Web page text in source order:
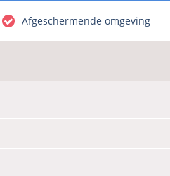
Afgeschermende omgeving